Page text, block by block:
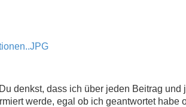
denkst, dass ich über jeden Beitrag und
werde, egal ob ich geantwortet habe